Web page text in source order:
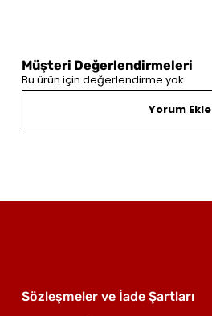
Müşteri Değerlendirmeleri
Bu ürün için değerlendirme yok
Yorum Ekle
Sözleşmeler ve İade Şartları